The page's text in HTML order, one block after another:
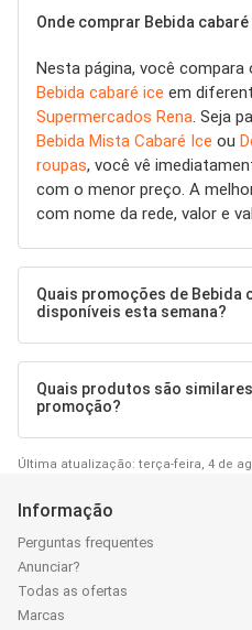
Onde comprar Bebida
Nesta página, você
Bebida cabaré ice em
Supermercados Rena. Seja
Bebida Mista Cabaré Ice ou
roupas, você vê
com o menor preço. A
com nome da rede, valor e
Quais promoções de Bebida
disponíveis esta semana?
Quais produtos são
promoção?
Última atualização: terça-feira, 4 de
Informação
Perguntas frequentes
Anunciar?
Todas as ofertas
Marcas